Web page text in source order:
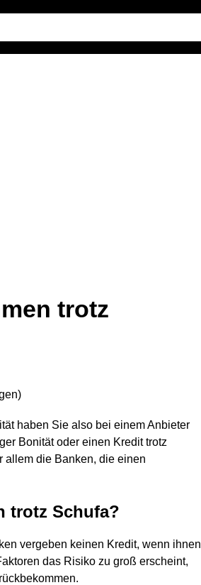
trotz
)
haben Sie also bei einem Anbieter
Bonität oder einen Kredit trotz
allem die Banken, die einen
trotz Schufa?
vergeben keinen Kredit, wenn ihnen
das Risiko zu groß erscheint,